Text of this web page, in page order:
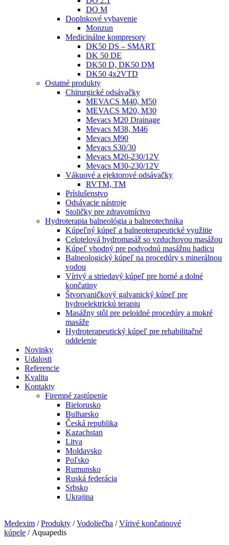
DO M
Doplnkové vybavenie
Monzun
Medicinálne kompresory
DK50 DS – SMART
DK 50 DE
DK50 D, DK50 DM
DK50 4x2VTD
Ostatné produkty
Chirurgické odsávačky
MEVACS M40, M50
MEVACS M20, M30
Mevacs M20 Drainage
Mevacs M38, M46
Mevacs M90
Mevacs S30/30
Mevacs M20-230/12V
Mevacs M30-230/12V
Vákuové a ejektorové odsávačky
RVTM, TM
Príslušenstvo
Odsávacie nástroje
Stoličky pre zdravotníctvo
Hydroterapia balneológia a balneotechnika
Kúpeľný kúpeľ a balneoterapeutické využitie
Celotelová hydromasáž so vzduchovou masážou
Kúpeľ vhodný pre podvodnú masážnu hadicu
Balneologický kúpeľ na procedúry s minerálnou
vodou
Vírivý a striedavý kúpeľ pre horné a dolné
končatiny
Štvorvaničkový galvanický kúpeľ pre
hydroelektrickú terapiu
Masážny stôl pre peloidné procedúry a mokré
masáže
Hydroterapeutický kúpeľ pre rehabilitačné
oddelenie
Novinky
Udalosti
Referencie
Kvalita
Kontakty
Firemné zastúpenie
Bielorusko
Bulharsko
Česká republika
Kazachstan
Litva
Moldavsko
Poľsko
Rumunsko
Ruská federácia
Srbsko
Ukrajina
Medexim /Produkty /Vodoliečba /Vírivé končatinové
kúpele / Aquapedis